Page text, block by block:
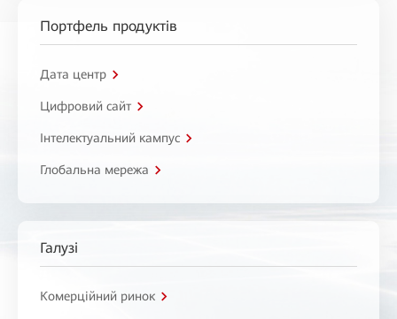
Портфель продуктів
Дата центр
Цифровий сайт
Інтелектуальний кампус
Глобальна мережа
Галузі
Комерційний ринок